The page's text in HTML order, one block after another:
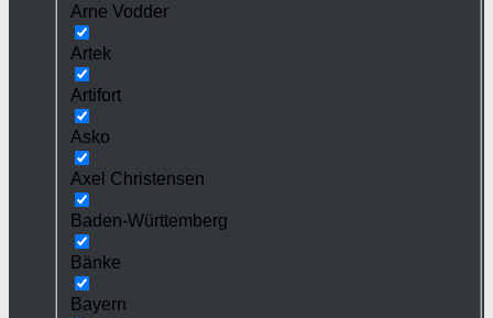
Arne Vodder
Artek
Artifort
Asko
Axel Christensen
Baden-Württemberg
Bänke
Bayern